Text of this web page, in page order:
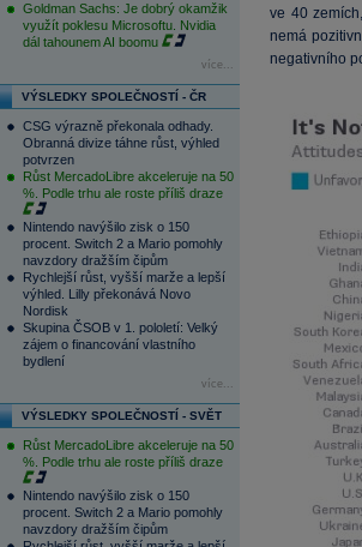
Goldman Sachs: Je dobrý okamžik
využít poklesu Microsoftu. Nvidia
dál tahounem AI boomu
více...
VÝSLEDKY SPOLEČNOSTÍ - ČR
CSG výrazně překonala odhady.
Obranná divize táhne růst, výhled
potvrzen
Růst MercadoLibre akceleruje na 50
%. Podle trhu ale roste příliš draze
Nintendo navýšilo zisk o 150
procent. Switch 2 a Mario pomohly
navzdory dražším čipům
Rychlejší růst, vyšší marže a lepší
výhled. Lilly překonává Novo
Nordisk
Skupina ČSOB v 1. pololetí: Velký
zájem o financování vlastního
bydlení
více...
VÝSLEDKY SPOLEČNOSTÍ - SVĚT
Růst MercadoLibre akceleruje na 50
%. Podle trhu ale roste příliš draze
Nintendo navýšilo zisk o 150
procent. Switch 2 a Mario pomohly
navzdory dražším čipům
ve 40
nemá
negativního